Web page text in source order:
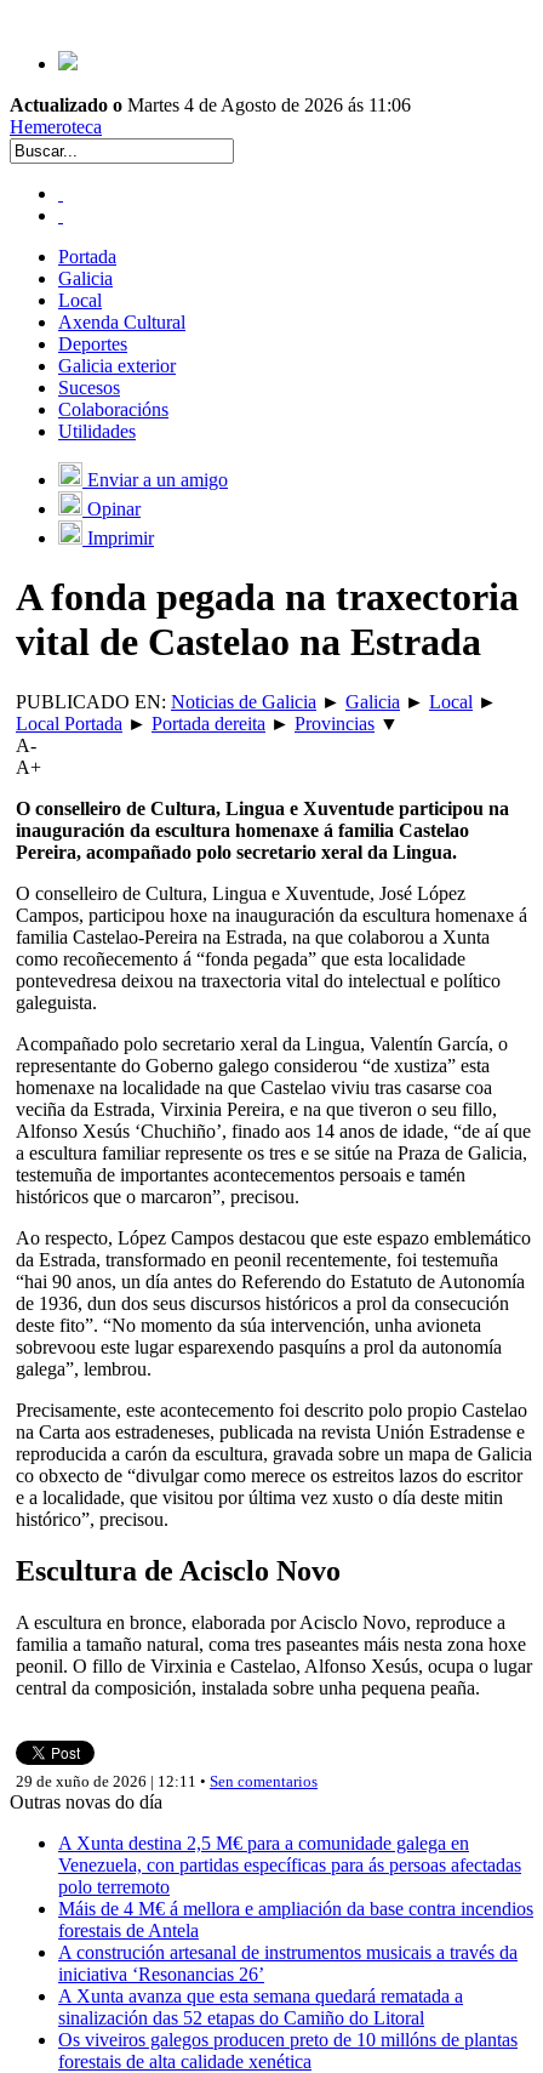
Actualizado o Martes 4 de Agosto de 2026 ás 11:06
Hemeroteca
Portada
Galicia
Local
Axenda Cultural
Deportes
Galicia exterior
Sucesos
Colaboracións
Utilidades
Enviar a un amigo
Opinar
Imprimir
A fonda pegada na traxectoria
vital de Castelao na Estrada
PUBLICADO EN: Noticias de Galicia ► Galicia ► Local ►
Local Portada ► Portada dereita ► Provincias ▼
A-
A+
O conselleiro de Cultura, Lingua e Xuventude participou na
inauguración da escultura homenaxe á familia Castelao
Pereira, acompañado polo secretario xeral da Lingua.
O conselleiro de Cultura, Lingua e Xuventude, José López
Campos, participou hoxe na inauguración da escultura homenaxe á
familia Castelao-Pereira na Estrada, na que colaborou a Xunta
como recoñecemento á “fonda pegada” que esta localidade
pontevedresa deixou na traxectoria vital do intelectual e político
galeguista.
Acompañado polo secretario xeral da Lingua, Valentín García, o
representante do Goberno galego considerou “de xustiza” esta
homenaxe na localidade na que Castelao viviu tras casarse coa
veciña da Estrada, Virxinia Pereira, e na que tiveron o seu fillo,
Alfonso Xesús ‘Chuchiño’, finado aos 14 anos de idade, “de aí que
a escultura familiar represente os tres e se sitúe na Praza de Galicia,
testemuña de importantes acontecementos persoais e tamén
históricos que o marcaron”, precisou.
Ao respecto, López Campos destacou que este espazo emblemático
da Estrada, transformado en peonil recentemente, foi testemuña
“hai 90 anos, un día antes do Referendo do Estatuto de Autonomía
de 1936, dun dos seus discursos históricos a prol da consecución
deste fito”. “No momento da súa intervención, unha avioneta
sobrevoou este lugar esparexendo pasquíns a prol da autonomía
galega”, lembrou.
Precisamente, este acontecemento foi descrito polo propio Castelao
na Carta aos estradeneses, publicada na revista Unión Estradense e
reproducida a carón da escultura, gravada sobre un mapa de Galicia
co obxecto de “divulgar como merece os estreitos lazos do escritor
e a localidade, que visitou por última vez xusto o día deste mitin
histórico”, precisou.
Escultura de Acisclo Novo
A escultura en bronce, elaborada por Acisclo Novo, reproduce a
familia a tamaño natural, coma tres paseantes máis nesta zona hoxe
peonil. O fillo de Virxinia e Castelao, Alfonso Xesús, ocupa o lugar
central da composición, instalada sobre unha pequena peaña.
29 de xuño de 2026 | 12:11 • Sen comentarios
Outras novas do día
A Xunta destina 2,5 M€ para a comunidade galega en
Venezuela, con partidas específicas para ás persoas afectadas
polo terremoto
Máis de 4 M€ á mellora e ampliación da base contra incendios
forestais de Antela
A construción artesanal de instrumentos musicais a través da
iniciativa ‘Resonancias 26’
A Xunta avanza que esta semana quedará rematada a
sinalización das 52 etapas do Camiño do Litoral
Os viveiros galegos producen preto de 10 millóns de plantas
forestais de alta calidade xenética